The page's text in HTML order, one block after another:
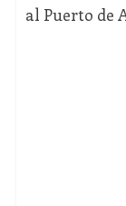
al Puerto de